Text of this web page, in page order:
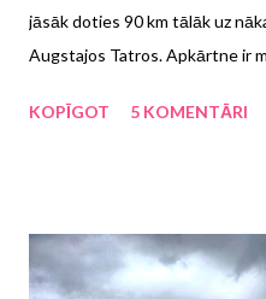
jāsāk doties 90 km tālāk uz
Augstajos Tatros. Apkārtne ir
Demanovskas ledus alas un, ja
KOPĪGOT 5 KOMENTĀRI